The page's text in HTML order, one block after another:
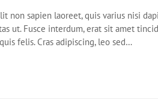
non sapien laoreet, quis varius nisi
ut. Fusce interdum, erat sit amet
felis. Cras adipiscing, leo sed…